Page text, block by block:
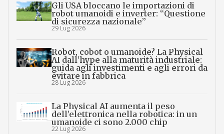
Gli USA bloccano le importazioni di
robot umanoidi e inverter: “Questione
di sicurezza nazionale”
29 Lug 2026
Robot, cobot o umanoide? La Physical
AI dall’hype alla maturità industriale:
guida agli investimenti e agli errori da
evitare in fabbrica
28 Lug 2026
La Physical AI aumenta il peso
dell’elettronica nella robotica: in un
umanoide ci sono 2.000 chip
22 Lug 2026